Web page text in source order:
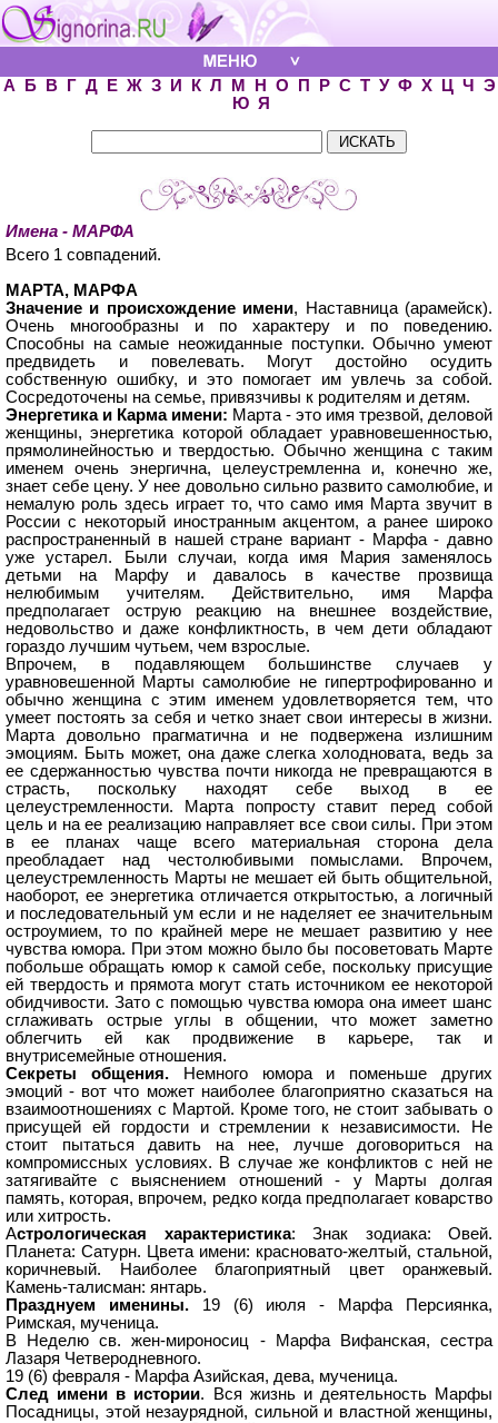
А Б В Г Д Е Ж З И К Л М Н О П Р С Т У Ф Х Ц Ч
Э
Ю Я
Имена - МАРФА
Всего 1 совпадений.
МАРТА, МАРФА
Значение и происхождение имени, Наставница (арамейск).
Очень многообразны и по характеру и по поведению.
Способны на самые неожиданные поступки. Обычно умеют
предвидеть и повелевать. Могут достойно осудить
собственную ошибку, и это помогает им увлечь за собой.
Сосредоточены на семье, привязчивы к родителям и детям.
Энергетика и Карма имени: Марта - это имя трезвой, деловой
женщины, энергетика которой обладает уравновешенностью,
прямолинейностью и твердостью. Обычно женщина с таким
именем очень энергична, целеустремленна и, конечно же,
знает себе цену. У нее довольно сильно развито самолюбие, и
немалую роль здесь играет то, что само имя Марта звучит в
России с некоторый иностранным акцентом, а ранее широко
распространенный в нашей стране вариант - Марфа - давно
уже устарел. Были случаи, когда имя Мария заменялось
детьми на Марфу и давалось в качестве прозвища
нелюбимым учителям. Действительно, имя Марфа
предполагает острую реакцию на внешнее воздействие,
недовольство и даже конфликтность, в чем дети обладают
гораздо лучшим чутьем, чем взрослые.
Впрочем, в подавляющем большинстве случаев у
уравновешенной Марты самолюбие не гипертрофированно и
обычно женщина с этим именем удовлетворяется тем, что
умеет постоять за себя и четко знает свои интересы в жизни.
Марта довольно прагматична и не подвержена излишним
эмоциям. Быть может, она даже слегка холодновата, ведь за
ее сдержанностью чувства почти никогда не превращаются в
страсть, поскольку находят себе выход в ее
целеустремленности. Марта попросту ставит перед собой
цель и на ее реализацию направляет все свои силы. При этом
в ее планах чаще всего материальная сторона дела
преобладает над честолюбивыми помыслами. Впрочем,
целеустремленность Марты не мешает ей быть общительной,
наоборот, ее энергетика отличается открытостью, а логичный
и последовательный ум если и не наделяет ее значительным
остроумием, то по крайней мере не мешает развитию у нее
чувства юмора. При этом можно было бы посоветовать Марте
побольше обращать юмор к самой себе, поскольку присущие
ей твердость и прямота могут стать источником ее некоторой
обидчивости. Зато с помощью чувства юмора она имеет шанс
сглаживать острые углы в общении, что может заметно
облегчить ей как продвижение в карьере, так и
внутрисемейные отношения.
Секреты общения.Немного юмора и поменьше других
эмоций - вот что может наиболее благоприятно сказаться на
взаимоотношениях с Мартой. Кроме того, не стоит забывать о
присущей ей гордости и стремлении к независимости. Не
стоит пытаться давить на нее, лучше договориться на
компромиссных условиях. В случае же конфликтов с ней не
затягивайте с выяснением отношений - у Марты долгая
память, которая, впрочем, редко когда предполагает коварство
или хитрость.
Астрологическая характеристика: Знак зодиака: Овей.
Планета: Сатурн. Цвета имени: красновато-желтый, стальной,
коричневый. Наиболее благоприятный цвет оранжевый.
Камень-талисман: янтарь.
Празднуем именины.19 (6) июля - Марфа Персиянка,
Римская, мученица.
В Неделю св. жен-мироносиц - Марфа Вифанская, сестра
Лазаря Четверодневного.
19 (6) февраля - Марфа Азийская, дева, мученица.
След имени в истории. Вся жизнь и деятельность Марфы
Посадницы, этой незаурядной, сильной и властной женщины,